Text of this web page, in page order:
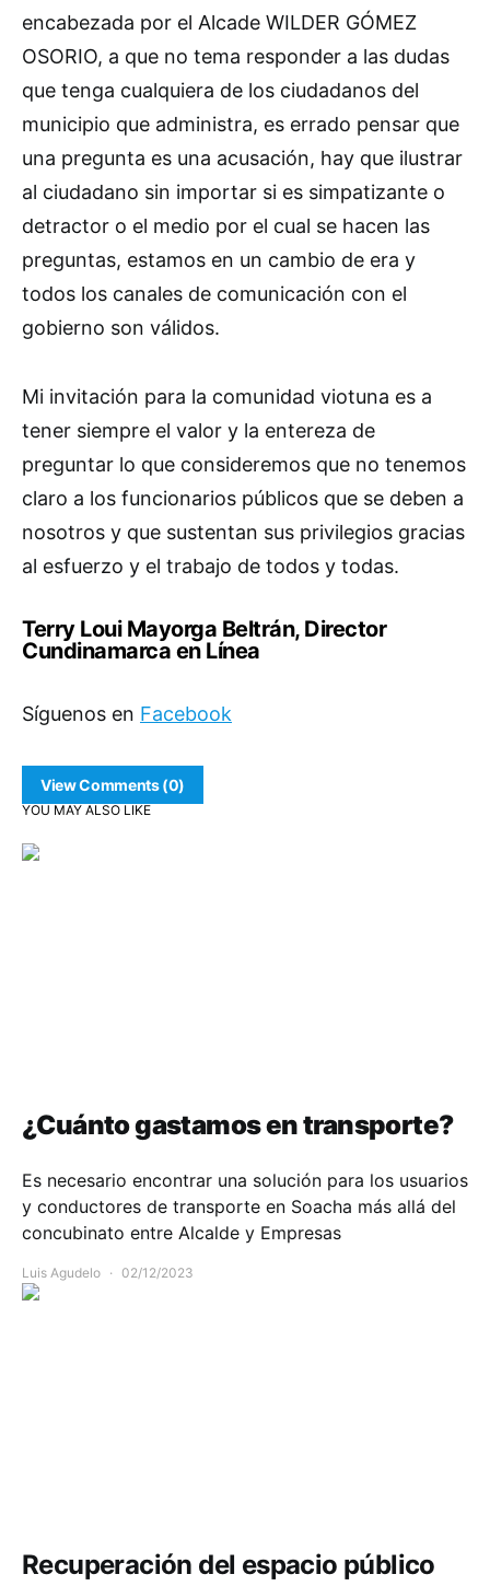
encabezada por el Alcade WILDER GÓMEZ
OSORIO, a que no tema responder a las dudas
que tenga cualquiera de los ciudadanos del
municipio que administra, es errado pensar que
una pregunta es una acusación, hay que ilustrar
al ciudadano sin importar si es simpatizante o
detractor o el medio por el cual se hacen las
preguntas, estamos en un cambio de era y
todos los canales de comunicación con el
gobierno son válidos.
Mi invitación para la comunidad viotuna es a
tener siempre el valor y la entereza de
preguntar lo que consideremos que no tenemos
claro a los funcionarios públicos que se deben a
nosotros y que sustentan sus privilegios gracias
al esfuerzo y el trabajo de todos y todas.
Terry Loui Mayorga Beltrán, Director
Cundinamarca en Línea
Síguenos en Facebook
View Comments (0)
YOU MAY ALSO LIKE
¿Cuánto gastamos en transporte?
Es necesario encontrar una solución para los usuarios
y conductores de transporte en Soacha más allá del
concubinato entre Alcalde y Empresas
Luis Agudelo 02/12/2023
Recuperación del espacio público